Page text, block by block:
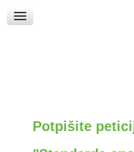
Potpišite